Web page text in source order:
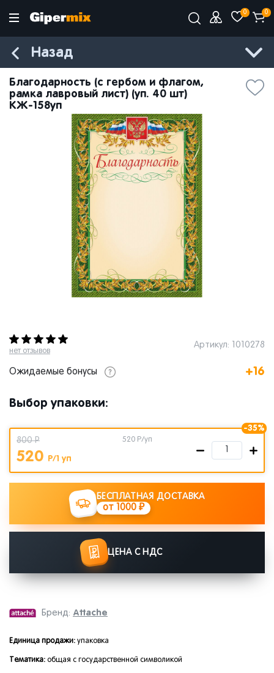
0 0
Назад
Благодарность (с гербом и флагом,
рамка лавровый лист) (уп. 40 шт)
КЖ-158уп
нет отзывов
Артикул: 1010278
Бренд: Attache
Единица продажи: упаковка
Тематика: общая с государственной символикой
Ожидаемые бонусы +16
Выбор упаковки:
-35%
800 Р
520 Р/1 уп
520 Р/уп
БЕСПЛАТНАЯ ДОСТАВКА
от 1000 ₽
ЦЕНА С НДС